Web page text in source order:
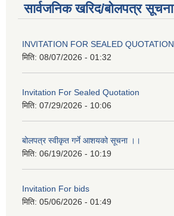
सार्वजनिक खरिद/बोलपत्र सूचना
INVITATION FOR SEALED QUOTATION
मिति: 08/07/2026 - 01:32
Invitation For Sealed Quotation
मिति: 07/29/2026 - 10:06
बोलपत्र स्वीकृत गर्ने आशयको सूचना ।।
मिति: 06/19/2026 - 10:19
Invitation For bids
मिति: 05/06/2026 - 01:49